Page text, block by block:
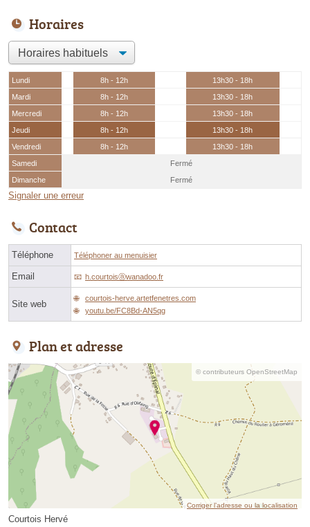
Horaires
Lundi 8h - 12h
13h30 - 18h
Mardi
8h - 12h
13h30 - 18h
Mercredi
8h - 12h
13h30 - 18h
Jeudi
8h - 12h
13h30 - 18h
Vendredi
8h - 12h
13h30 - 18h
Samedi
Fermé
Dimanche
Fermé
Signaler une erreur
Contact
Téléphone Téléphoner au menuisier
Email h.courtoisⓐwanadoo.fr
Site web
courtois-herve.artetfenetres.com
youtu.be/FC8Bd-AN5qg
Plan et adresse
© contributeurs OpenStreetMap
Corriger l’adresse ou la localisation
Courtois Hervé